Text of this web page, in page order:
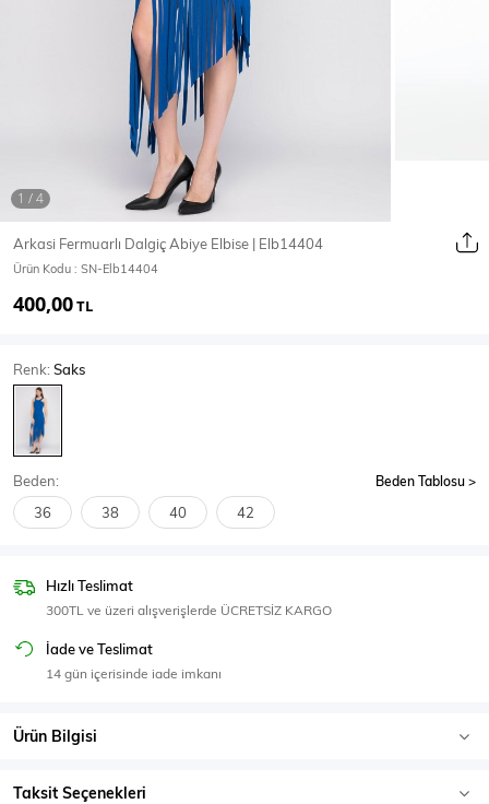
Mont & Kaban
T-Shirt
Body
SPOR GİYİM
Eşofman Üstü
Arkasi Fermuarlı Dalgiç Abiye Elbise | Elb14404
Ürün Kodu : SN-Elb14404
400,00TL
Renk:Saks
Beden: Beden Tablosu
36 38 40 42
Hızlı Teslimat
300TL ve üzeri alışverişlerde ÜCRETSİZ KARGO
İade ve Teslimat
14 gün içerisinde iade imkanı
Ürün Bilgisi
Taksit Seçenekleri